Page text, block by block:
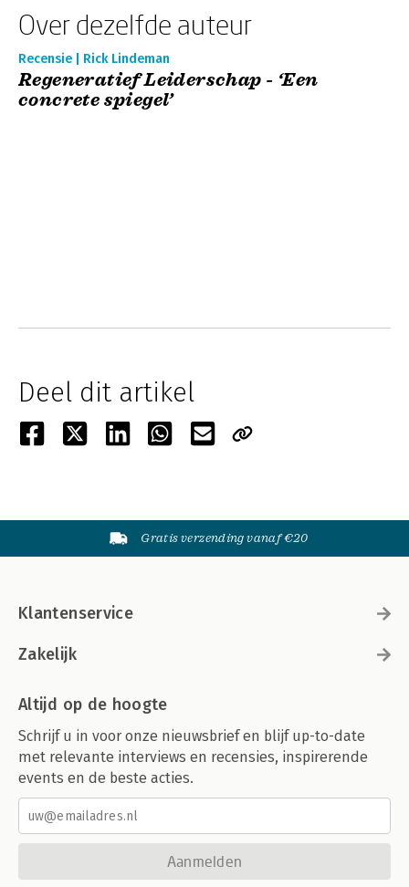
Over dezelfde auteur
Recensie | Rick Lindeman
Regeneratief Leiderschap - ‘Een
concrete spiegel’
Deel dit artikel
Gratis verzending vanaf €20
Klantenservice
Zakelijk
Altijd op de hoogte
Schrijf u in voor onze nieuwsbrief en blijf up-to-date
met relevante interviews en recensies, inspirerende
events en de beste acties.
Aanmelden